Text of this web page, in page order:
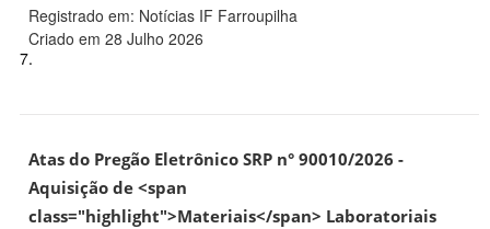
Registrado em: Notícias IF Farroupilha
Criado em 28 Julho 2026
7.
Atas do Pregão Eletrônico SRP n° 90010/2026 -
Aquisição de <span
class="highlight">Materiais</span> Laboratoriais